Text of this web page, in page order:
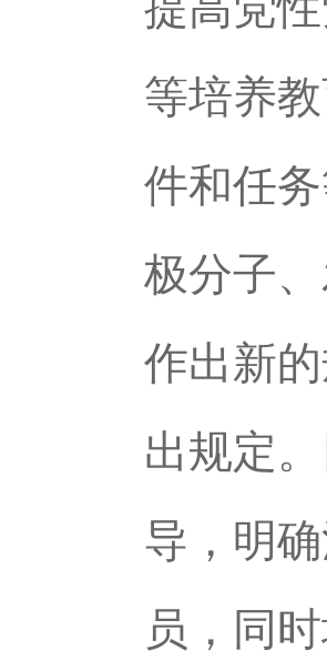
等培养
件和任
极分子
作出新
出规定
导，明
员，同